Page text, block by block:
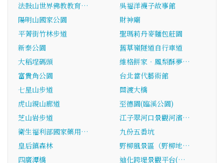
法鼓山世界佛教教育…
吳福洋襪子故事館
陽明山國家公園
財神廟
平菁街竹林步道
聖瑪莉丹麥麵包莊園
新泰公園
舊草嶺隧道自行車道
大稻埕碼頭
維格餅家‧鳳梨酥夢…
富貴角公園
台北當代藝術館
七星山步道
關渡大橋
虎山親山廊道
至德園(臨溪公園)
芝山岩步道
江子翠河口景觀河濱…
衛生福利部國家藥用…
九份五番坑
皇后鎮森林
野柳風景區（野柳地…
四廣潭橋
迪化跨堤景觀平台(…